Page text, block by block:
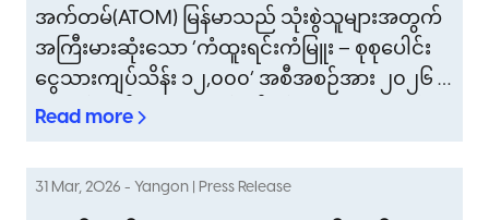
သော်လည်းကောင်း အလွန်နက်ရှိုင်းတဲ့ အဓိပ္ပာယ်တွေ
နဲ့ ပြည့်နှက်နေပါတယ်။ သင်္ကြန်ဆိုတာဟာ ပွဲတော်တ
စ်ခုဆိုတာထက်ပိုပြီး ချစ်ခင်ရသူများနဲ့ ပြန်လည်ဆုံစ
ည်းဖို့ တစ်ဦးနဲ့တစ်ဦး ကျေးဇူးတရားများကို ဖော်ပြဖို့
နဲ့ စိတ်သစ်လူသစ်နဲ့အစပြုခြင်းကို ကြိုဆိုကြဖို့ အ
ကောင်းဆုံးအချိန်အခါပဲ ဖြစ်ပါတယ်။
သိန်း (၁,၀၀၀) ကံထူးရှင် (၃) ဦးအား ဆု
ချီးမြှင့်
အက်တမ်(ATOM) မြန်မာသည် သုံးစွဲသူများအတွက်
အကြီးမားဆုံးသော ‘ကံထူးရင်းကံမြူး – စုစုပေါင်း
ငွေသားကျပ်သိန်း ၁၂,၀၀၀’ အစီအစဉ်အား ၂၀၂၆ ခု
နှစ်၊ ဇန်နဝါရီလ (၁၅) ရက်မှ ဒီဇင်ဘာလ (၃၁) ရက်နေ့
အထိ တရားဝင်မိတ်ဆက်ပြုလုပ်လျက်ရှိသည်။ အ
ဆိုပါ ကံထူးရင်းကံမြူးအစီအစဉ်ကြီးအား ဆုကြေး
ငွေ စုစုပေါင်းငွေသားကျပ်သိန်း (၁၂,၀၀၀) အပြင်
Read more
31 Mar, 2026 - Yangon | Press Release